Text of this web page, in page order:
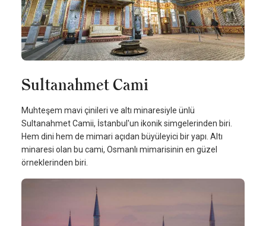
Sultanahmet Cami
Muhteşem mavi çinileri ve altı minaresiyle ünlü
Sultanahmet Camii, İstanbul'un ikonik simgelerinden biri.
Hem dini hem de mimari açıdan büyüleyici bir yapı. Altı
minaresi olan bu cami, Osmanlı mimarisinin en güzel
örneklerinden biri.